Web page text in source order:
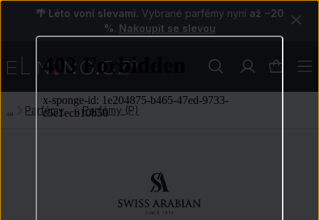
🌴 Léto voní slevami. Vybrané parfémy nyní až −20
%. Nakoupit se slevou
Parfémy Parfémy (P)